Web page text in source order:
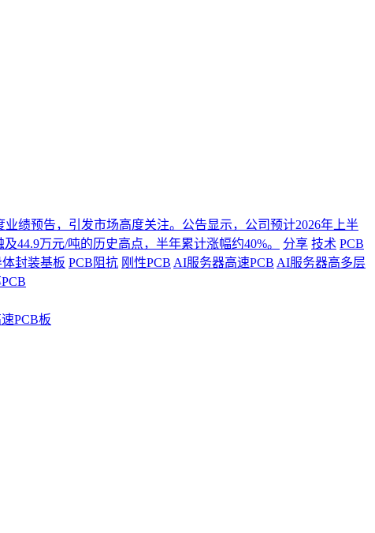
业绩预告，引发市场高度关注。公告显示，公司预计2026年上半
44.9万元/吨的历史高点，半年累计涨幅约40%。 分享 技术 PCB
封装基板 PCB阻抗 刚性PCB AI服务器高速PCB AI服务器高多层
PCB板